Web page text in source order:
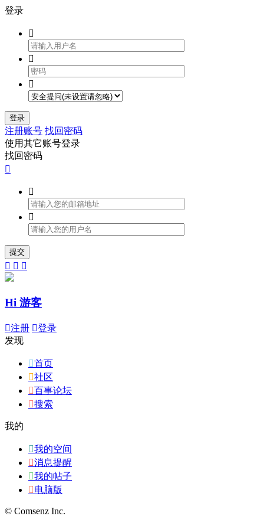
登录



登录
注册账号 找回密码
使用其它账号登录
找回密码



提交
  
Hi 游客
注册 登录
发现
首页
社区
百事论坛
搜索
我的
我的空间
消息提醒
我的帖子
电脑版
© Comsenz Inc.